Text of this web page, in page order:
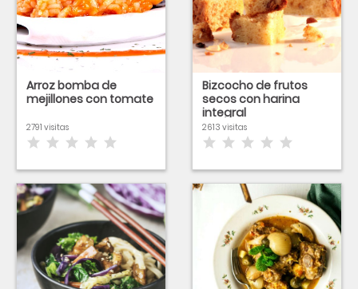
Arroz bomba de
mejillones con tomate
2791 visitas
Bizcocho de frutos
secos con harina
integral
2613 visitas